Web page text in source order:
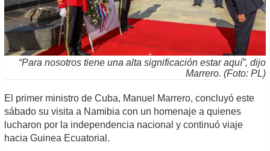
“Para nosotros tiene una alta significación estar aquí”, dijo
Marrero. (Foto: PL)
El primer ministro de Cuba, Manuel Marrero, concluyó este
sábado su visita a Namibia con un homenaje a quienes
lucharon por la independencia nacional y continuó viaje
hacia Guinea Ecuatorial.